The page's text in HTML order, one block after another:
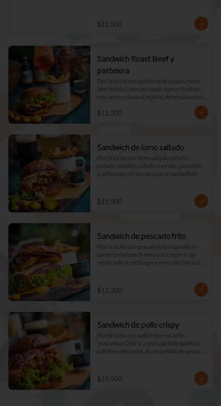
$11.500
Sandwich Roast Beef y
pastelera
Pan brioche con pastelera de choclo, roast
beef (o tofu), tomate asado, queso fundido,
mix verde y mayo Déjà Vu. Acompañado de
$11.200
Sandwich de lomo saltado
Pan brioche con lomo saltado (o tofu),
tomate, cebollín, cebolla morada, pimentón
y salsa especial peruana, acompañado de
salsa.
$11.900
Sandwich de pescado frito
Pan brioche con pescado frito apanado en
panko, ensalada chilena con toque de ají
verde, mix de lechugas y mayo de cilantro.
$11.200
Sandwich de pollo crispy
Pan brioche con pollo frito crocante,
mayonesa Déjà Vu, lechuga hidropónica y
coleslaw artesanal. Acompañado de papas
$10.900